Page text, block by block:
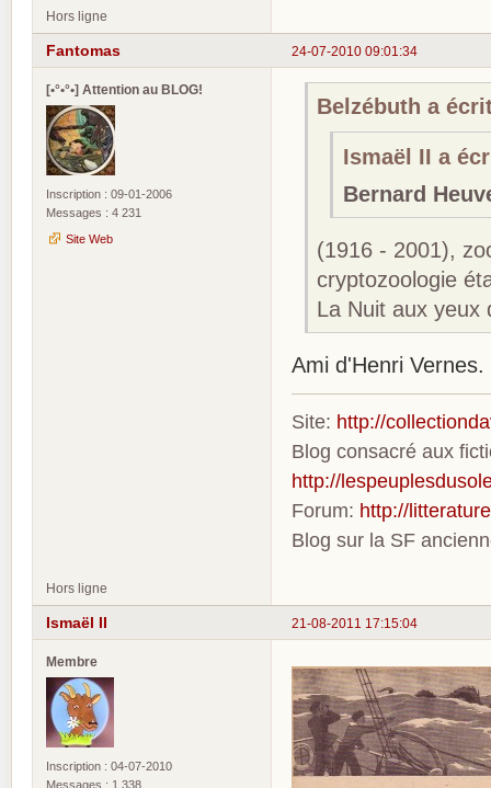
Hors ligne
24-07-2010 09:01:34
Fantomas
[•°•°•] Attention au BLOG!
Inscription : 09-01-2006
Messages : 4 231
Site Web
Belzébuth a
Ismaël II a
Bernard
(1916 - 2001),
cryptozoologie
La Nuit aux yeux
Ami d'Henri Vernes.
Site: http://
Blog consacré aux
http://
Forum: http://
Blog sur la SF
Hors ligne
21-08-2011 17:15:04
Ismaël II
Membre
Inscription : 04-07-2010
Messages : 1 338